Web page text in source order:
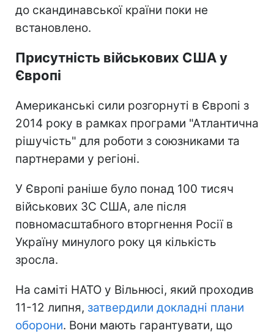
до скандинавської країни поки не
встановлено.
Присутність військових США у
Європі
Американські сили розгорнуті в Європі з
2014 року в рамках програми "Атлантична
рішучість" для роботи з союзниками та
партнерами у регіоні.
У Європі раніше було понад 100 тисяч
військових ЗС США, але після
повномасштабного вторгнення Росії в
Україну минулого року ця кількість
зросла.
На саміті НАТО у Вільнюсі, який проходив
11-12 липня, затвердили докладні плани
оборони. Вони мають гарантувати, що